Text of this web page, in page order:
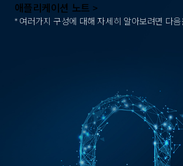
애플리케이션 노트 >
* 여러가지 구성에 대해 자세히 알아보려면 다